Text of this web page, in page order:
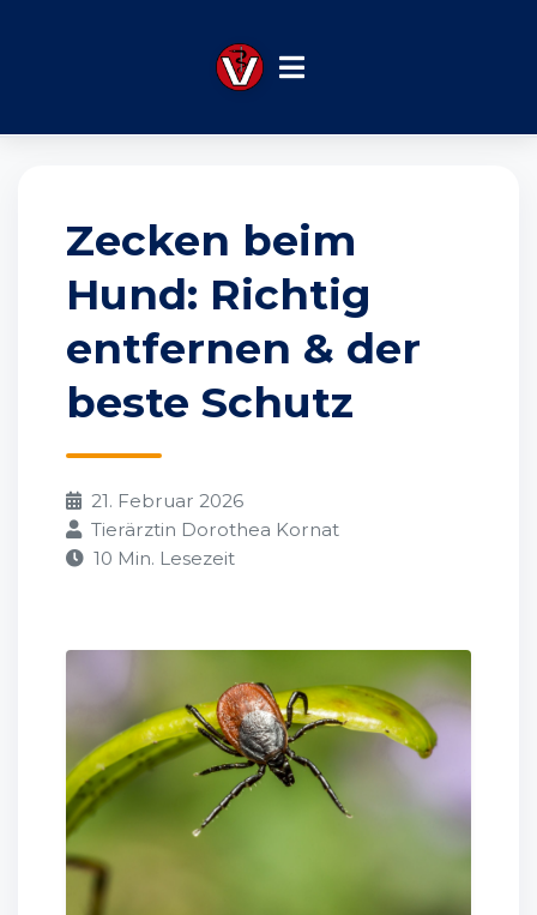
Zecken beim Hund: Entfernen & Schutz
Zecken beim
Hund: Richtig
entfernen & der
beste Schutz
21. Februar 2026
Tierärztin Dorothea Kornat
10 Min. Lesezeit